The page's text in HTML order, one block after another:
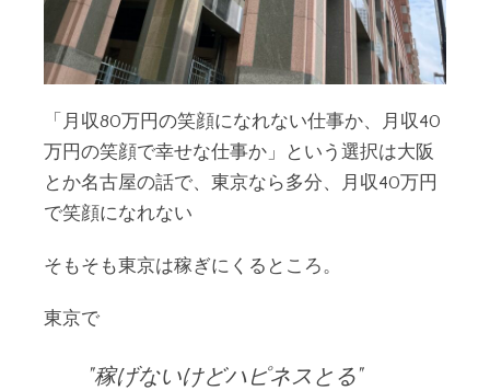
「月収80万円の笑顔になれない仕事か、月収40
万円の笑顔で幸せな仕事か」という選択は大阪
とか名古屋の話で、東京なら多分、月収40万円
で笑顔になれない
そもそも東京は稼ぎにくるところ。
東京で
稼げないけどハピネスとる